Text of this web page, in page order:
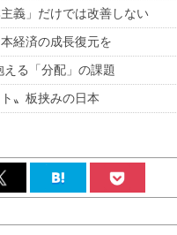
義」だけでは改善しない
経済の成長復元を
る「分配」の課題
〟板挟みの日本